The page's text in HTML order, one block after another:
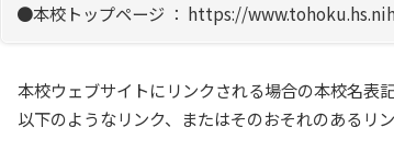
●本校トップページ ： https://
本校ウェブサイトにリンクされる場合の本校名表
以下のようなリンク、またはそのおそれのあるリ